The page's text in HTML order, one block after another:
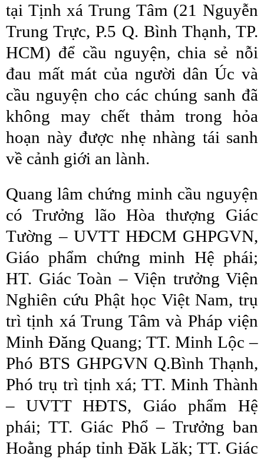
tại Tịnh xá Trung Tâm (21 Nguyễn
Trung Trực, P.5 Q. Bình Thạnh, TP.
HCM) để cầu nguyện, chia sẻ nỗi
đau mất mát của người dân Úc và
cầu nguyện cho các chúng sanh đã
không may chết thảm trong hỏa
hoạn này được nhẹ nhàng tái sanh
về cảnh giới an lành.
Quang lâm chứng minh cầu nguyện
có Trưởng lão Hòa thượng Giác
Tường – UVTT HĐCM GHPGVN,
Giáo phẩm chứng minh Hệ phái;
HT. Giác Toàn – Viện trưởng Viện
Nghiên cứu Phật học Việt Nam, trụ
trì tịnh xá Trung Tâm và Pháp viện
Minh Đăng Quang; TT. Minh Lộc –
Phó BTS GHPGVN Q.Bình Thạnh,
Phó trụ trì tịnh xá; TT. Minh Thành
– UVTT HĐTS, Giáo phẩm Hệ
phái; TT. Giác Phổ – Trưởng ban
Hoằng pháp tỉnh Đăk Lăk; TT. Giác